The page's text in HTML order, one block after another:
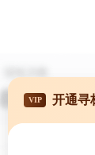
VIP 开通寻